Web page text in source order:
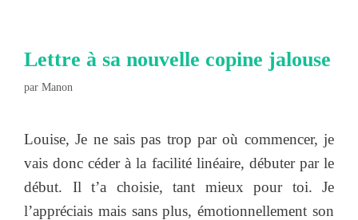
Lettre à sa nouvelle copine jalouse
par Manon
Louise, Je ne sais pas trop par où commencer, je
vais donc céder à la facilité linéaire, débuter par le
début. Il t’a choisie, tant mieux pour toi. Je
l’appréciais mais sans plus, émotionnellement son